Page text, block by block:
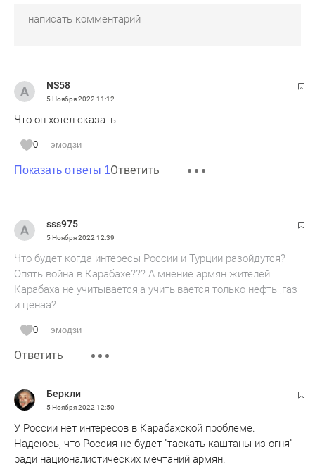
NS58
5 Ноября 2022 11:12
Что он хотел сказать
0 эмодзи
Показать ответы 1Ответить
sss975
5 Ноября 2022 12:39
Что будет когда интересы России и Турции разойдутся?
Опять война в Карабахе??? А мнение армян жителей
Карабаха не учитывается,а учитывается только нефть ,газ
и ценаа?
0 эмодзи
Ответить
Беркли
5 Ноября 2022 12:50
У России нет интересов в Карабахской проблеме.
Надеюсь, что Россия не будет "таскать каштаны из огня"
ради националистических мечтаний армян.